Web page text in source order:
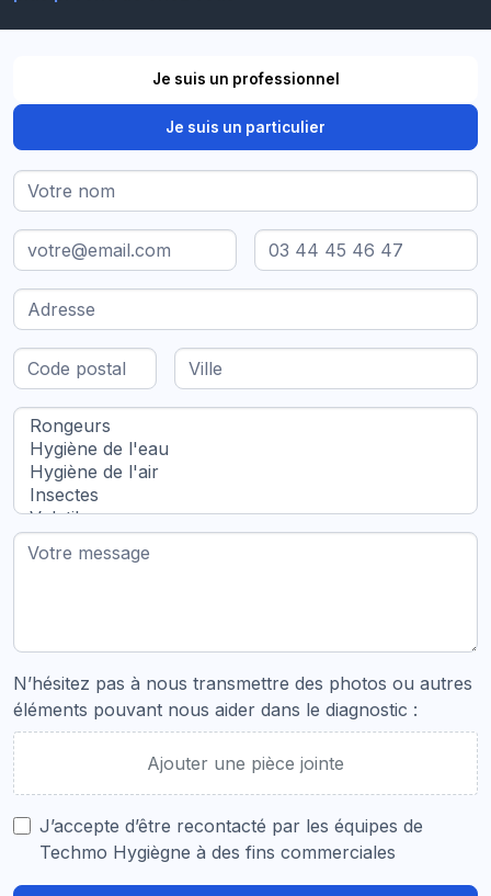
N’hésitez pas à nous transmettre des photos ou autres
éléments pouvant nous aider dans le diagnostic :
Ajouter une pièce jointe
J’accepte d’être recontacté par les équipes de
Techmo Hygiègne à des fins commerciales